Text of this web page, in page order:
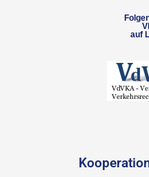
auf